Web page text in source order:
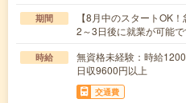
期間
【8月中のスタートOK
2～3日後に就業が可能で
時給
無資格未経験：時給
日収9600円以上
交通費